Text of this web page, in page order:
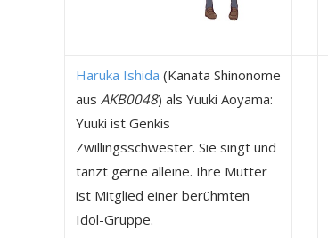
Haruka Ishida (Kanata Shinonome
aus AKB0048) als Yuuki Aoyama:
Yuuki ist Genkis
Zwillingsschwester. Sie singt und
tanzt gerne alleine. Ihre Mutter
ist Mitglied einer berühmten
Idol-Gruppe.